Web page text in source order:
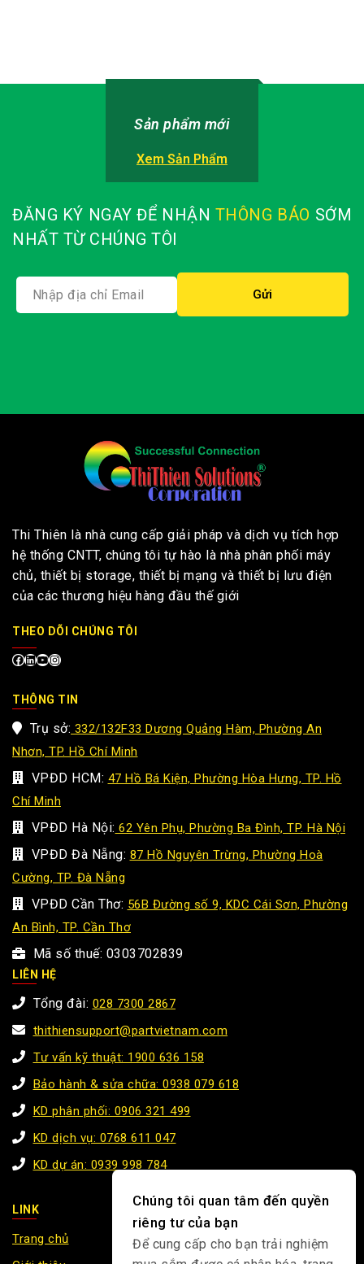
Sản phẩm mới
Xem Sản Phẩm
ĐĂNG KÝ NGAY ĐỂ NHẬN THÔNG BÁO SỚM
NHẤT TỪ CHÚNG TÔI
Thi Thiên là nhà cung cấp giải pháp và dịch vụ tích hợp
hệ thống CNTT, chúng tôi tự hào là nhà phân phối máy
chủ, thiết bị storage, thiết bị mạng và thiết bị lưu điện
của các thương hiệu hàng đầu thế giới
THEO DÕI CHÚNG TÔI
THÔNG TIN
Trụ sở: 332/132F33 Dương Quảng Hàm, Phường An
Nhơn, TP. Hồ Chí Minh
VPĐD HCM: 47 Hồ Bá Kiện, Phường Hòa Hưng, TP. Hồ
Chí Minh
VPĐD Hà Nội: 62 Yên Phụ, Phường Ba Đình, TP. Hà Nội
VPĐD Đà Nẵng: 87 Hồ Nguyên Trừng, Phường Hoà
Cường, TP. Đà Nẵng
VPĐD Cần Thơ: 56B Đường số 9, KDC Cái Sơn, Phường
An Bình, TP. Cần Thơ
Mã số thuế: 0303702839
LIÊN HỆ
Tổng đài: 028 7300 2867
thithiensupport@partvietnam.com
Tư vấn kỹ thuật: 1900 636 158
Bảo hành & sửa chữa: 0938 079 618
KD phân phối: 0906 321 499
KD dịch vụ: 0768 611 047
KD dự án: 0939 998 784
LINK
Trang chủ
Chúng tôi quan tâm đến quyền
riêng tư của bạn
Để cung cấp cho bạn trải nghiệm